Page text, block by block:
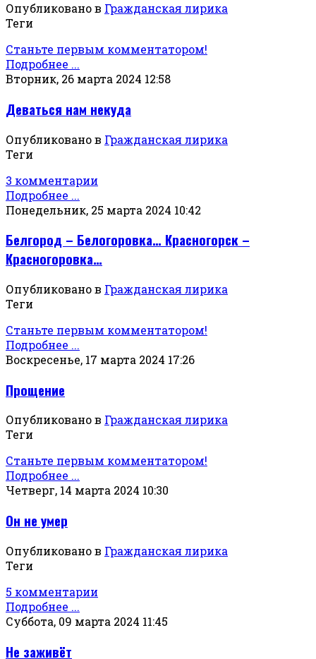
Опубликовано в Гражданская лирика
Теги
Станьте первым комментатором!
Подробнее ...
Вторник, 26 марта 2024 12:58
Деваться нам некуда
Опубликовано в Гражданская лирика
Теги
3 комментарии
Подробнее ...
Понедельник, 25 марта 2024 10:42
Белгород – Белогоровка… Красногорск –
Красногоровка…
Опубликовано в Гражданская лирика
Теги
Станьте первым комментатором!
Подробнее ...
Воскресенье, 17 марта 2024 17:26
Прощение
Опубликовано в Гражданская лирика
Теги
Станьте первым комментатором!
Подробнее ...
Четверг, 14 марта 2024 10:30
Он не умер
Опубликовано в Гражданская лирика
Теги
5 комментарии
Подробнее ...
Суббота, 09 марта 2024 11:45
Не заживёт